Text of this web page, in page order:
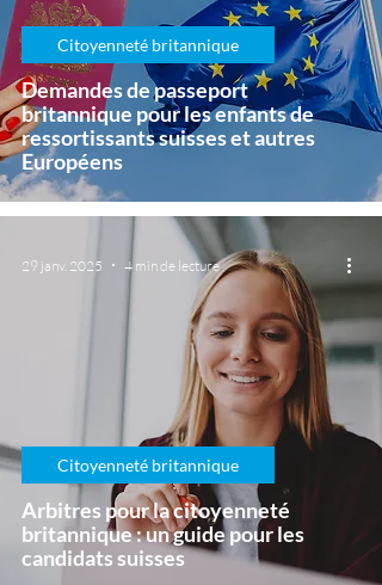
Demandes de passeport
britannique pour les enfants de
ressortissants suisses et autres
Européens
Citoyenneté britannique
Arbitres pour la citoyenneté
britannique : un guide pour les
candidats suisses
Citoyenneté britannique
29 janv. 2025 4 min de lecture